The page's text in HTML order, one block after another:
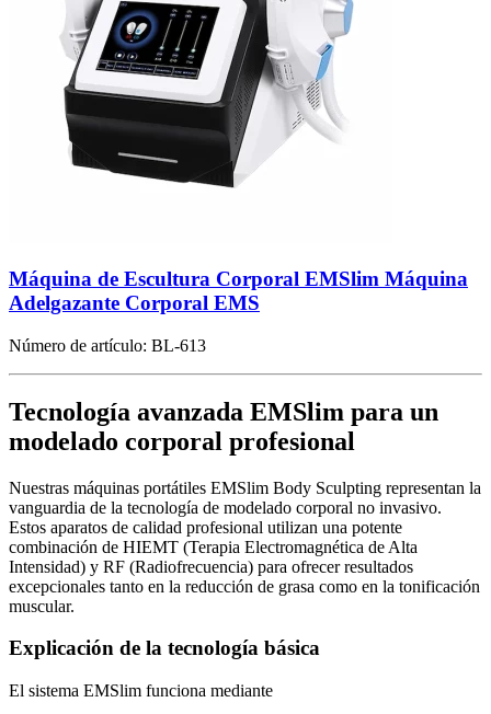
Máquina de Escultura Corporal EMSlim Máquina
Adelgazante Corporal EMS
Número de artículo: BL-613
Tecnología avanzada EMSlim para un
modelado corporal profesional
Nuestras máquinas portátiles EMSlim Body Sculpting representan la
vanguardia de la tecnología de modelado corporal no invasivo.
Estos aparatos de calidad profesional utilizan una potente
combinación de HIEMT (Terapia Electromagnética de Alta
Intensidad) y RF (Radiofrecuencia) para ofrecer resultados
excepcionales tanto en la reducción de grasa como en la tonificación
muscular.
Explicación de la tecnología básica
El sistema EMSlim funciona mediante